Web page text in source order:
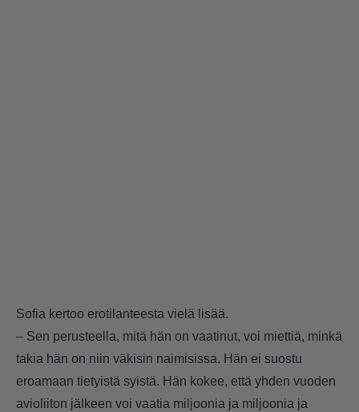
Sofia kertoo erotilanteesta vielä lisää.
– Sen perusteella, mitä hän on vaatinut, voi miettiä, minkä
takia hän on niin väkisin naimisissa. Hän ei suostu
eroamaan tietyistä syistä. Hän kokee, että yhden vuoden
avioliiton jälkeen voi vaatia miljoonia ja miljoonia ja